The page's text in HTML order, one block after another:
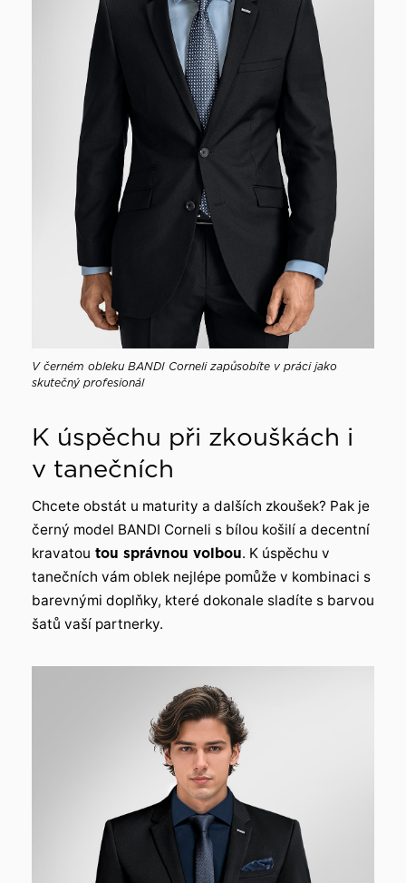
V černém obleku BANDI Corneli zapůsobíte v práci jako
skutečný profesionál
K úspěchu při zkouškách i
v tanečních
Chcete obstát u maturity a dalších zkoušek? Pak je
černý model BANDI Corneli s bílou košilí a decentní
kravatou tou správnou volbou. K úspěchu v
tanečních vám oblek nejlépe pomůže v kombinaci s
barevnými doplňky, které dokonale sladíte s barvou
šatů vaší partnerky.